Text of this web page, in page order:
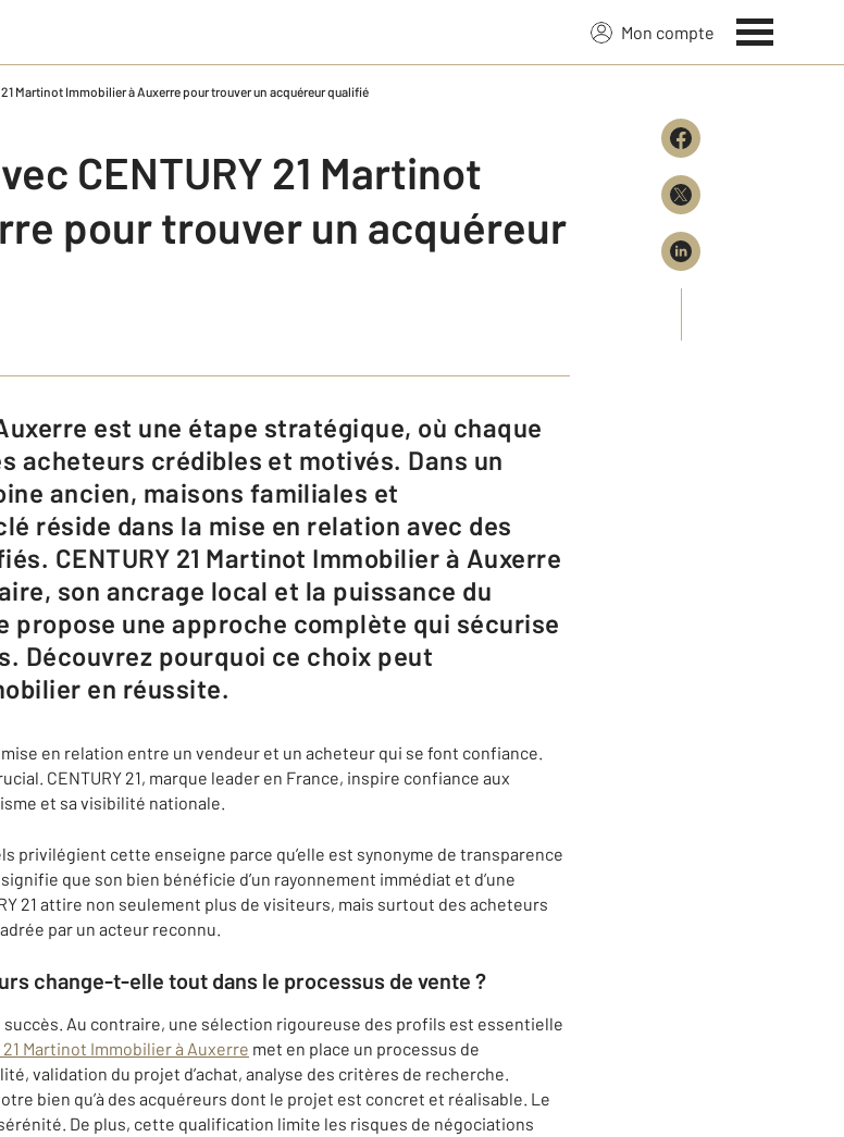
Mon compte
Martinot Immobilier à Auxerre pour trouver un acquéreur qualifié
CENTURY 21 Martinot
pour trouver un acquéreur
acheteurs crédibles et motivés. Dans un
ancien, maisons familiales et
réside dans la mise en relation avec des
CENTURY 21 Martinot Immobilier à Auxerre
son ancrage local et la puissance du
propose une approche complète qui sécurise
Découvrez pourquoi ce choix peut
en réussite.
en relation entre un vendeur et un acheteur qui se font confiance.
CENTURY 21, marque leader en France, inspire confiance aux
et sa visibilité nationale.
privilégient cette enseigne parce qu’elle est synonyme de transparence
que son bien bénéficie d’un rayonnement immédiat et d’une
21 attire non seulement plus de visiteurs, mais surtout des acheteurs
par un acteur reconnu.
change-t-elle tout dans le processus de vente ?
succès. Au contraire, une sélection rigoureuse des profils est essentielle
21 Martinot Immobilier à Auxerre met en place un processus de
validation du projet d’achat, analyse des critères de recherche.
bien qu’à des acquéreurs dont le projet est concret et réalisable. Le
De plus, cette qualification limite les risques de négociations